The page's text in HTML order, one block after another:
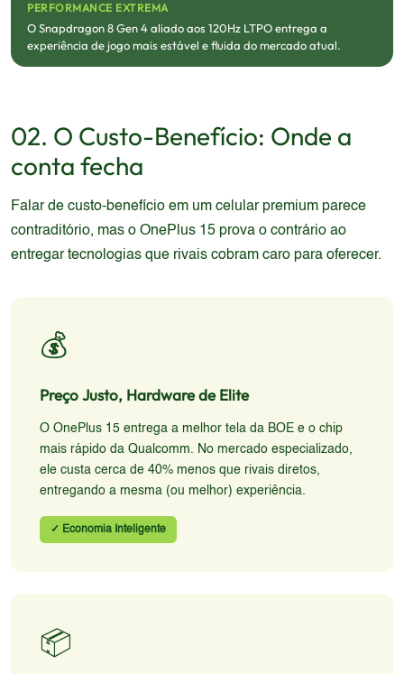
PERFORMANCE EXTREMA
O Snapdragon 8 Gen 4 aliado aos 120Hz LTPO entrega a
experiência de jogo mais estável e fluida do mercado atual.
02. O Custo-Benefício: Onde a
conta fecha
Falar de custo-benefício em um celular premium parece
contraditório, mas o OnePlus 15 prova o contrário ao
entregar tecnologias que rivais cobram caro para oferecer.
💰
Preço Justo, Hardware de Elite
O OnePlus 15 entrega a melhor tela da BOE e o chip
mais rápido da Qualcomm. No mercado especializado,
ele custa cerca de 40% menos que rivais diretos,
entregando a mesma (ou melhor) experiência.
✓ Economia Inteligente
📦